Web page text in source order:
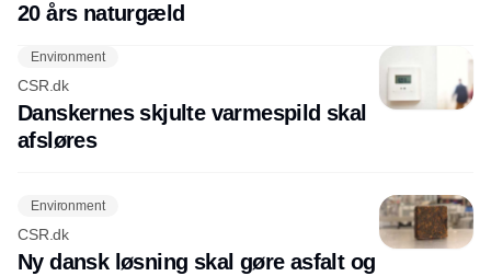
20 års naturgæld
Environment
CSR.dk
Danskernes skjulte varmespild skal
afsløres
Environment
CSR.dk
Ny dansk løsning skal gøre asfalt og